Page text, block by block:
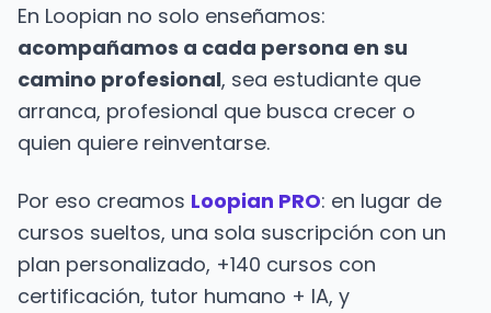
En Loopian no solo enseñamos:
acompañamos a cada persona en su
camino profesional, sea estudiante que
arranca, profesional que busca crecer o
quien quiere reinventarse.
Por eso creamos Loopian PRO: en lugar de
cursos sueltos, una sola suscripción con un
plan personalizado, +140 cursos con
certificación, tutor humano + IA, y